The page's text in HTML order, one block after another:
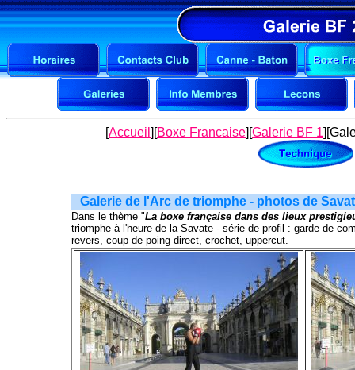
[Accueil ][Boxe Francaise][Galerie BF 1
Galerie de l'Arc de triomphe - photos de
Dans le thème "La boxe française dans des lieux
triomphe à l'heure de la Savate - série de profil : garde de
revers, coup de poing direct, crochet, uppercut.